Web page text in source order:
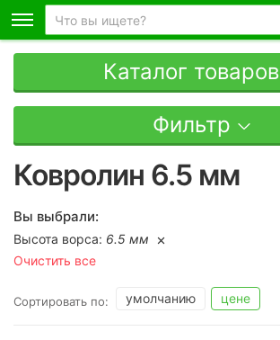
Каталог товаров
Фильтр
Ковролин 6.5 мм
Вы выбрали:
Высота ворса: 6.5 мм
Очистить все
Сортировать по: умолчанию цене